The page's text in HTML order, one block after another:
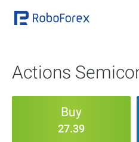
Actions
Buy
27.39